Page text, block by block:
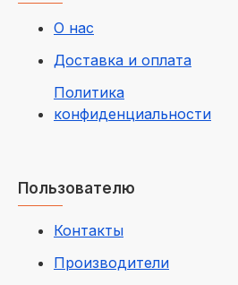
О нас
Доставка и оплата
Политика
конфиденциальности
Пользователю
Контакты
Производители